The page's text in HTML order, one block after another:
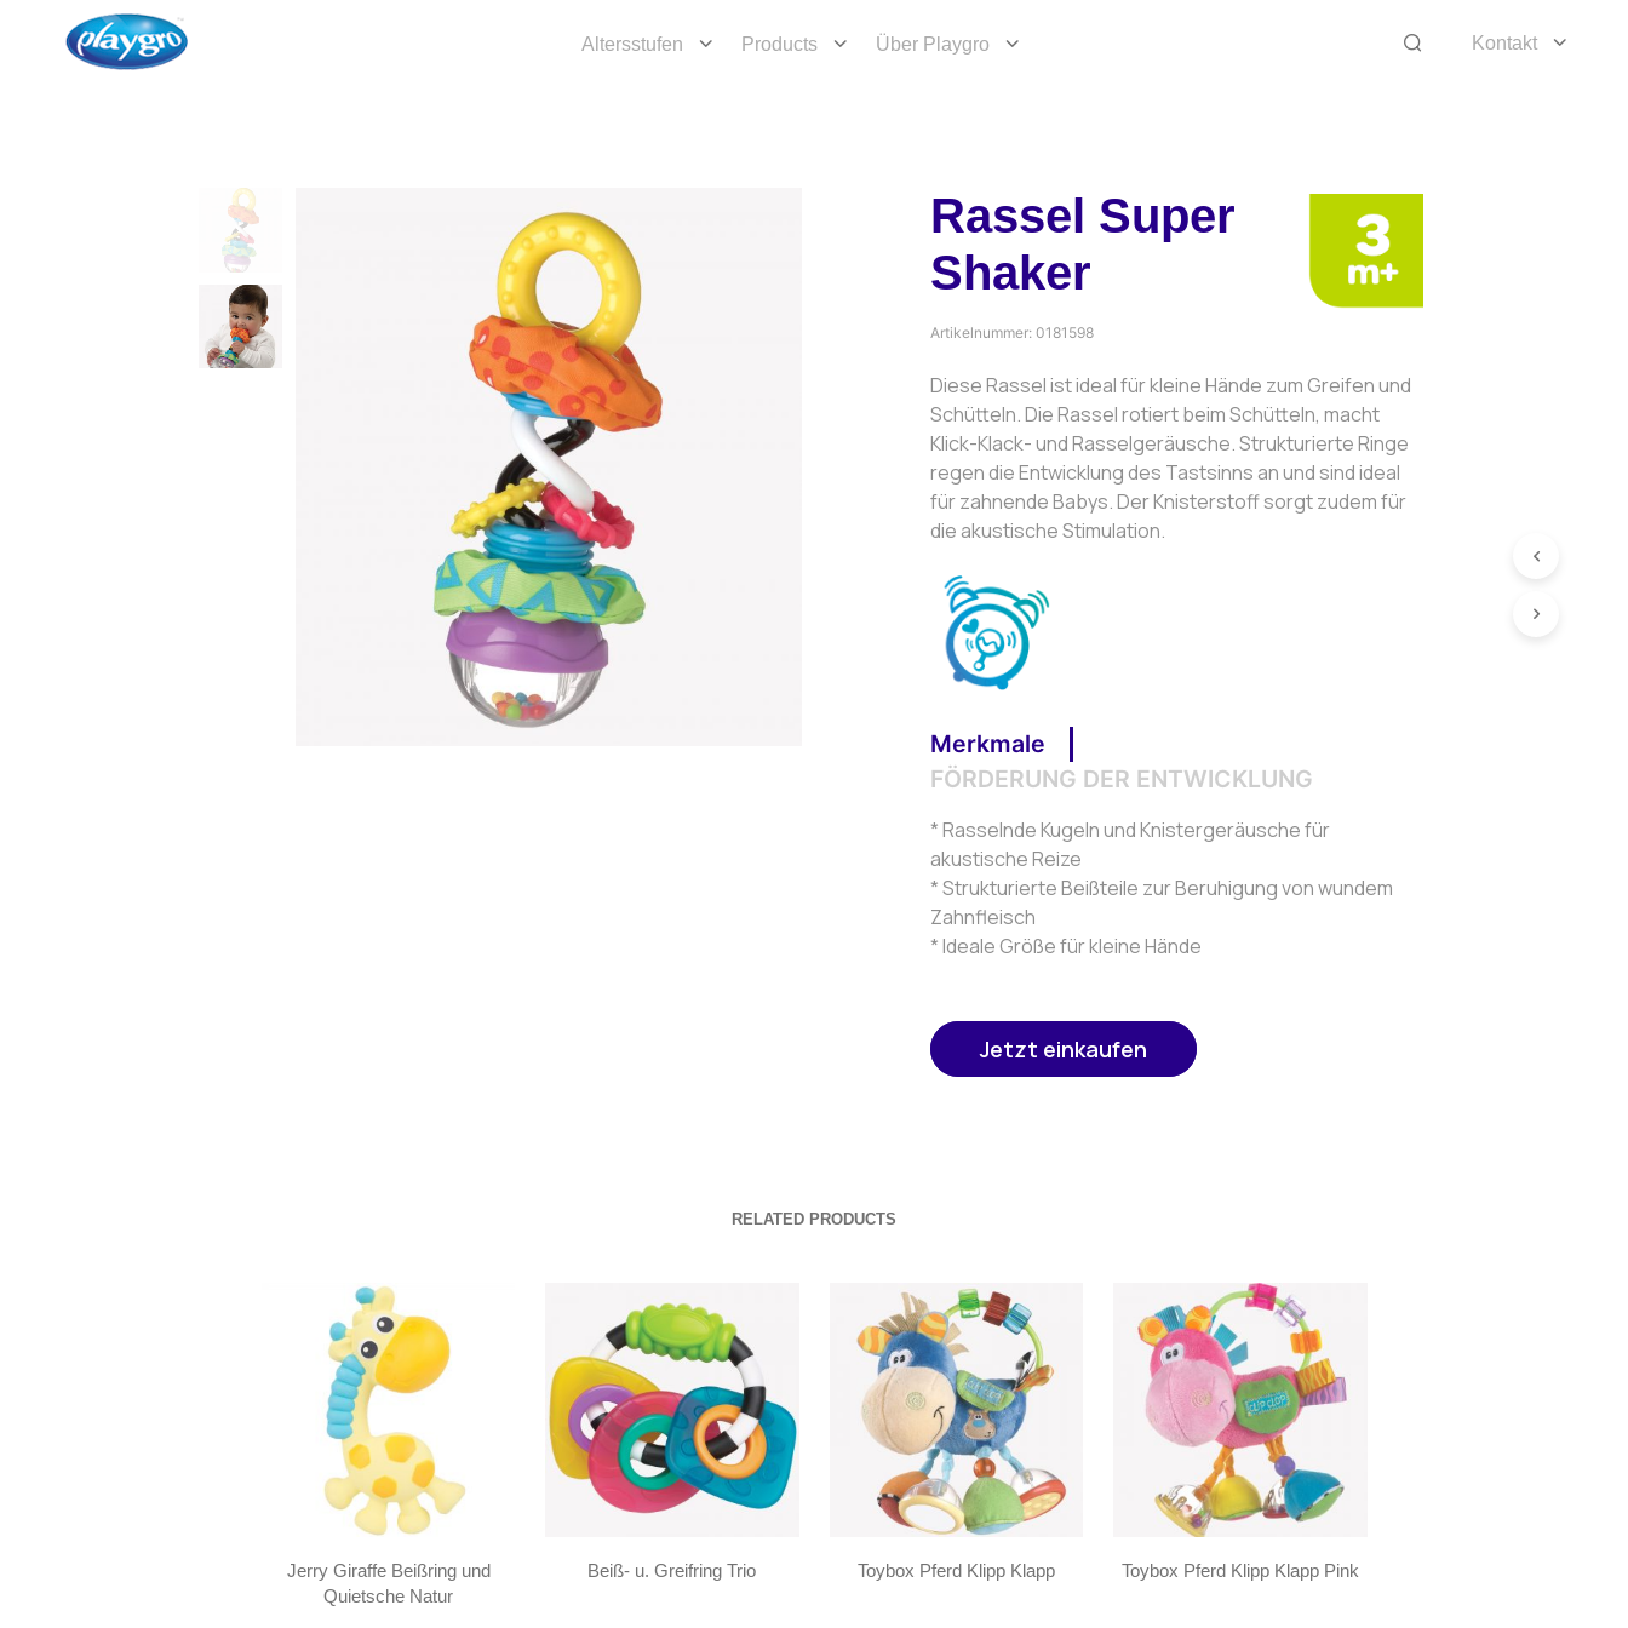
Altersstufen Products Über Playgro Kontakt
Rassel Super
Shaker
Artikelnummer:0181598
Diese Rassel ist ideal für kleine Hände zum Greifen und
Schütteln. Die Rassel rotiert beim Schütteln, macht
Klick-Klack- und Rasselgeräusche. Strukturierte Ringe
regen die Entwicklung des Tastsinns an und sind ideal
für zahnende Babys. Der Knisterstoff sorgt zudem für
die akustische Stimulation.
Merkmale
FÖRDERUNG DER ENTWICKLUNG
* Rasselnde Kugeln und Knistergeräusche für
akustische Reize
* Strukturierte Beißteile zur Beruhigung von wundem
Zahnfleisch
* Ideale Größe für kleine Hände
Jetzt einkaufen
RELATED PRODUCTS
Jerry Giraffe Beißring und
Quietsche Natur
Beiß- u. Greifring Trio Toybox Pferd Klipp Klapp Toybox Pferd Klipp Klapp Pink